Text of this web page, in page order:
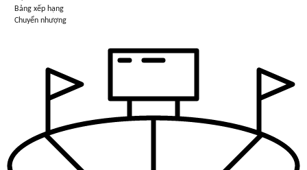
Bảng xếp hạng
Chuyển nhượng